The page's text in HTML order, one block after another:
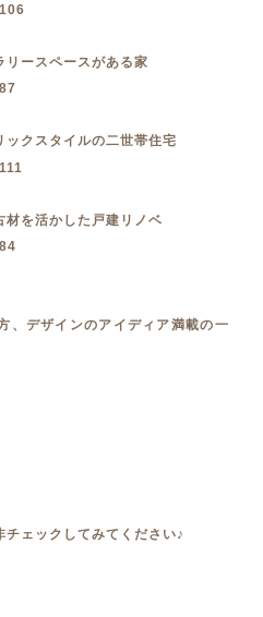
リースペースがある家
ックスタイルの二世帯住宅
材を活かした戸建リノベ
、デザインのアイディア満載の一
ェックしてみてください♪